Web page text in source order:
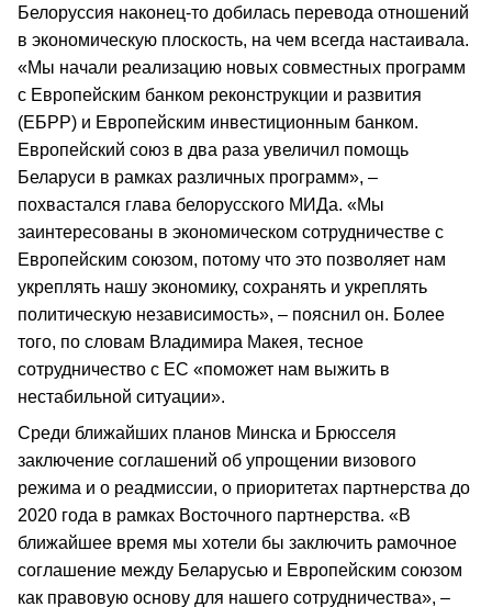
Белоруссия наконец-то добилась перевода отношений
в экономическую плоскость, на чем всегда настаивала.
«Мы начали реализацию новых совместных программ
c Европейским банком реконструкции и развития
(ЕБРР) и Европейским инвестиционным банком.
Европейский союз в два раза увеличил помощь
Беларуси в рамках различных программ», –
похвастался глава белорусского МИДа. «Мы
заинтересованы в экономическом сотрудничестве с
Европейским союзом, потому что это позволяет нам
укреплять нашу экономику, сохранять и укреплять
политическую независимость», – пояснил он. Более
того, по словам Владимира Макея, тесное
сотрудничество с ЕС «поможет нам выжить в
нестабильной ситуации».
Среди ближайших планов Минска и Брюсселя
заключение соглашений об упрощении визового
режима и о реадмиссии, о приоритетах партнерства до
2020 года в рамках Восточного партнерства. «В
ближайшее время мы хотели бы заключить рамочное
соглашение между Беларусью и Европейским союзом
как правовую основу для нашего сотрудничества», –